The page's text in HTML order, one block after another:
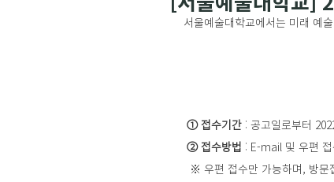
서울예술대학교에서는 미래 예
① 접수기간 : 공고일로부터
② 접수방법 : E-mail 및 우편
※ 우편 접수만 가능하며, 방